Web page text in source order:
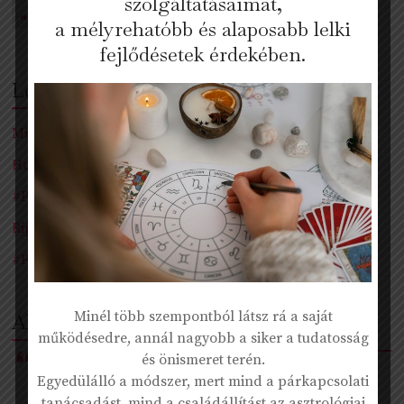
Legutóbbi bejegyzések
Mi történik akkor, ha Te változtatsz, de a Párod nem?
Hogyan tud megújulni egy párkapcsolat?
#Podcast – Hűtlenség
Riport: Párterápia, családállítás – amint bent, úgy kint
#Podcast – Önismeret
Akiknek már segítettem:
„Ismételten nem győzöm megköszönni a
a mélyrehatóbb és alaposabb lelki
fejlődésetek érdekében.
Minél több szempontból látsz rá a saját
működésedre, annál nagyobb a siker a tudatosság
és önismeret terén.
Egyedülálló a módszer, mert mind a párkapcsolati